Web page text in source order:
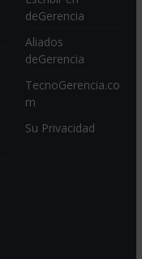
deGerencia
Aliados
deGerencia
TecnoGerencia.co
m
Su Privacidad